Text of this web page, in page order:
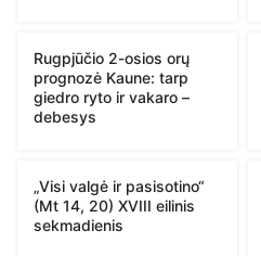
Rugpjūčio 2-osios orų
prognozė Kaune: tarp
giedro ryto ir vakaro –
debesys
„Visi valgė ir pasisotino“
(Mt 14, 20) XVIII eilinis
sekmadienis